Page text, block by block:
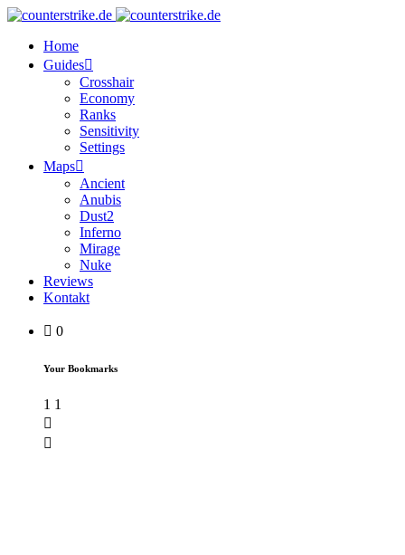
Home
Guides
Crosshair
Economy
Ranks
Sensitivity
Settings
Maps
Ancient
Anubis
Dust2
Inferno
Mirage
Nuke
Reviews
Kontakt
0
Your Bookmarks
1 1